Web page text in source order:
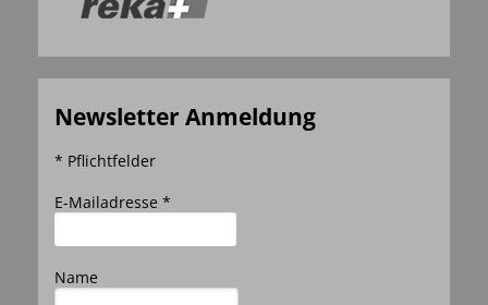
Newsletter Anmeldung
* Pflichtfelder
E-Mailadresse *
Name